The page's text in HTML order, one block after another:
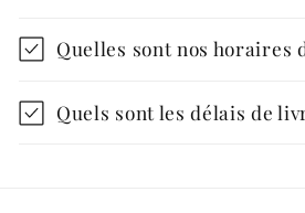
Quelles sont nos horaires
Quels sont les délais de